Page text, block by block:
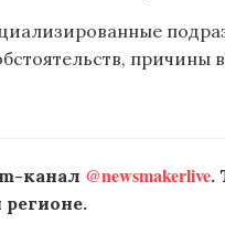
канал @newsmakerlive.